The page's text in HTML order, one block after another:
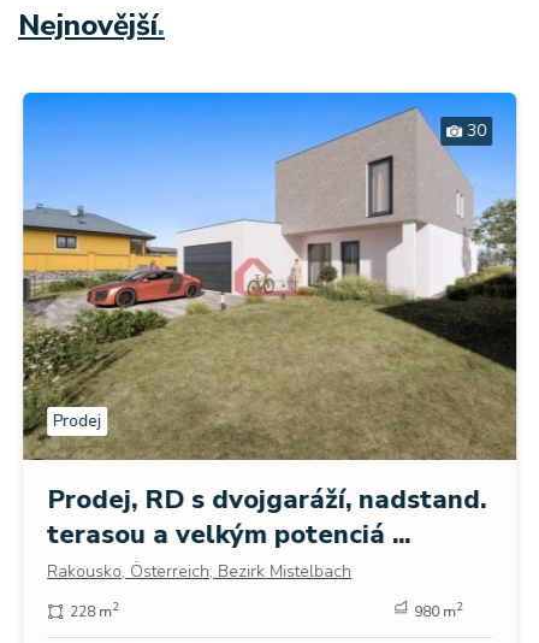
Nejnovější.
30
Prodej
Prodej, RD s dvojgaráží, nadstand.
terasou a velkým potenciá ...
Rakousko, Österreich, Bezirk Mistelbach
228 m2 980 m2